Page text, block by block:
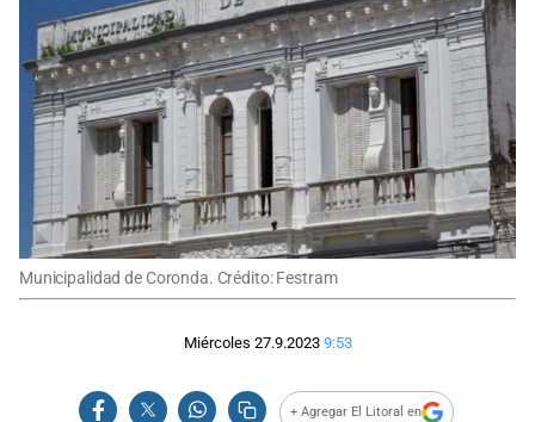
Municipalidad de Coronda. Crédito: Festram
Miércoles 27.9.2023 9:53
+ Agregar El Litoral en